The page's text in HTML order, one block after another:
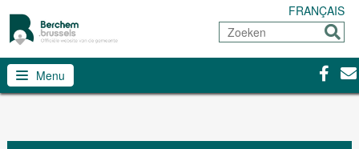
FRANÇAIS
Zoeken
Sturen
Menu